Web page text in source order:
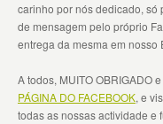
carinho por nós dedicado, só
de mensagem pelo próprio
entrega da mesma em nosso
A todos, MUITO OBRIGADO
PÁGINA DO FACEBOOK, e
todas as nossas actividade e